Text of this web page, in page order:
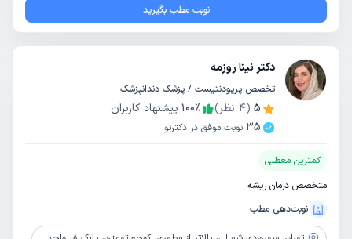
نوبت مطب بگیرید
دکتر نینا روزمه
تخصص پریودنتیست / پزشک دندانپزشک
5
(
4 نظر) 100٪
پیشنهاد کاربران
35 نوبت موفق در دکترتو
کمترین معطلی
متخصص درمان ریشه
نوبت‌دهی مطب